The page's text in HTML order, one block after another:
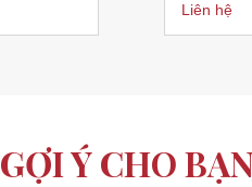
Liên hệ
GỢI Ý CHO